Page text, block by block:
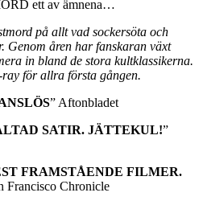
ett av ämnena…
på allt vad sockersöta och
Genom åren har fanskaran växt
in bland de stora kultklassikerna.
för allra första gången.
” Aftonbladet
SATIR. JÄTTEKUL!”
FRAMSTÅENDE FILMER.
Francisco Chronicle